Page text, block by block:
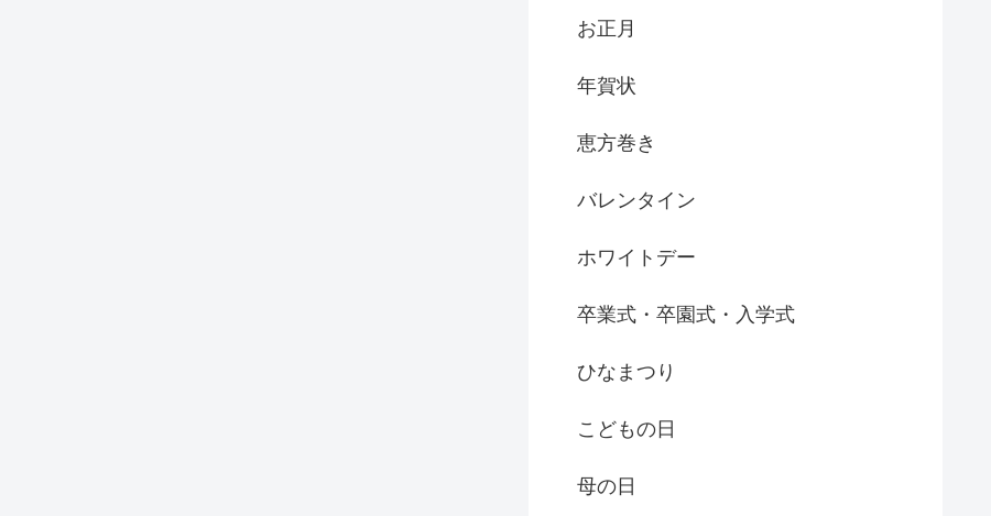
お正月
年賀状
恵方巻き
バレンタイン
ホワイトデー
卒業式・卒園式・入学式
ひなまつり
こどもの日
母の日